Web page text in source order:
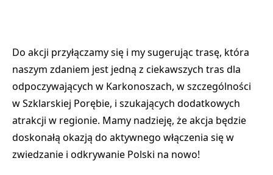
Do akcji przyłączamy się i mysugerując trasę, która
naszym zdaniem jest jedną z ciekawszych tras dla
odpoczywających w Karkonoszach, w szczególności
w Szklarskiej Porębie, i szukających dodatkowych
atrakcji w regionie. Mamy nadzieję, że akcja będzie
doskonałą okazją do aktywnego włączenia się w
zwiedzanie i odkrywanie Polski na nowo!